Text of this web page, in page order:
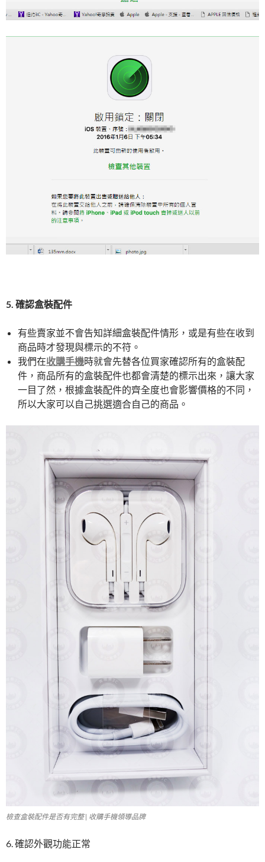
5. 確認盒裝配件
有些賣家並不會告知詳細盒裝配件情形，或是有些在收到
商品時才發現與標示的不符。
我們在收購手機時就會先替各位買家確認所有的盒裝配
件，商品所有的盒裝配件也都會清楚的標示出來，讓大家
一目了然，根據盒裝配件的齊全度也會影響價格的不同，
所以大家可以自己挑選適合自己的商品。
檢查盒裝配件是否有完整 | 收購手機領導品牌
6. 確認外觀功能正常